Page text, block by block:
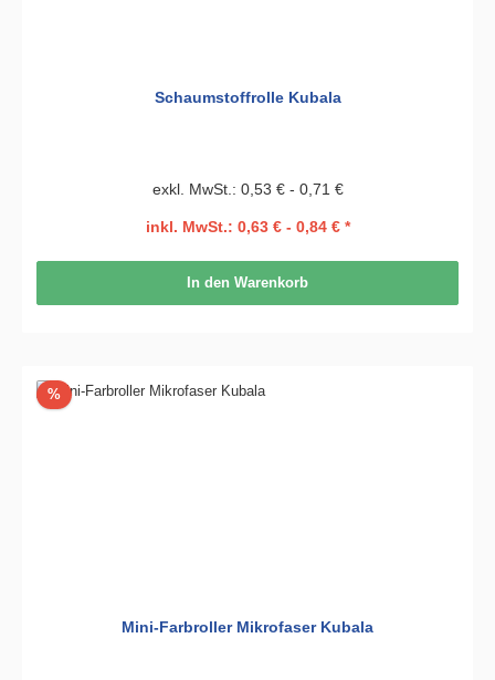
Schaumstoffrolle Kubala
exkl. MwSt.: 0,53 € - 0,71 €
inkl. MwSt.: 0,63 € - 0,84 € *
In den Warenkorb
%Rabatt
Mini-Farbroller Mikrofaser Kubala